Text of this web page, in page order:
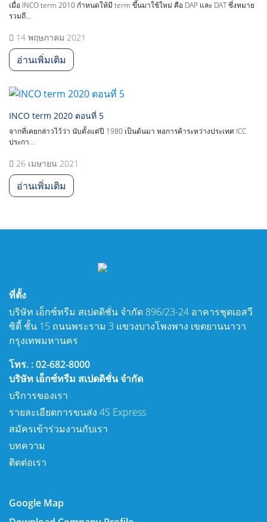
เมื่อ INCO term 2010 กำหนดให้มี term ขึ้นมาใช้ใหม่ คือ DAP และ DAT ซึ่งหมาย
รวมถึ...
14 พฤษภาคม 2021
อ่านเพิ่มเติม
INCO term 2020 ตอนที่ 5
จากที่เคยกล่าวไว้ว่า นับตั้งแต่ปี 1980 เป็นต้นมา หอการค้าระหว่างประเทศ ICC
ประกา...
26 เมษายน 2021
อ่านเพิ่มเติม
ที่ตั้ง
บริษัท เอ็กซ์ทรีม สเปดดิชั่น จำกัด 896/23-24 อาคารชุดเอสวี
ซิตี้ ชั้น 15 ถนนพระราม 3 แขวงบางโพงพาง เขตยานนาวา
กรุงเทพมหานคร
โทร. : 02-682-8000
บริษัท เอ็กซ์ทรีม สเปดดิชั่น จำกัด
บริการของเรา
รายละเอียดการขนส่ง 4S Express
สมัครเข้าร่วมงานกับเรา
บทความ
ติดต่อเรา
Google Map